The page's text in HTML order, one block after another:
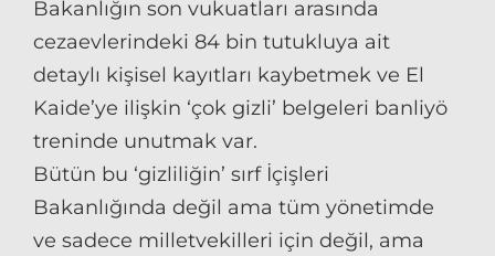
Bakanlığın son vukuatları arasında
cezaevlerindeki 84 bin tutukluya ait
detaylı kişisel kayıtları kaybetmek ve El
Kaide’ye ilişkin ‘çok gizli’ belgeleri banliyö
treninde unutmak var.
Bütün bu ‘gizliliğin’ sırf İçişleri
Bakanlığında değil ama tüm yönetimde
ve sadece milletvekilleri için değil, ama